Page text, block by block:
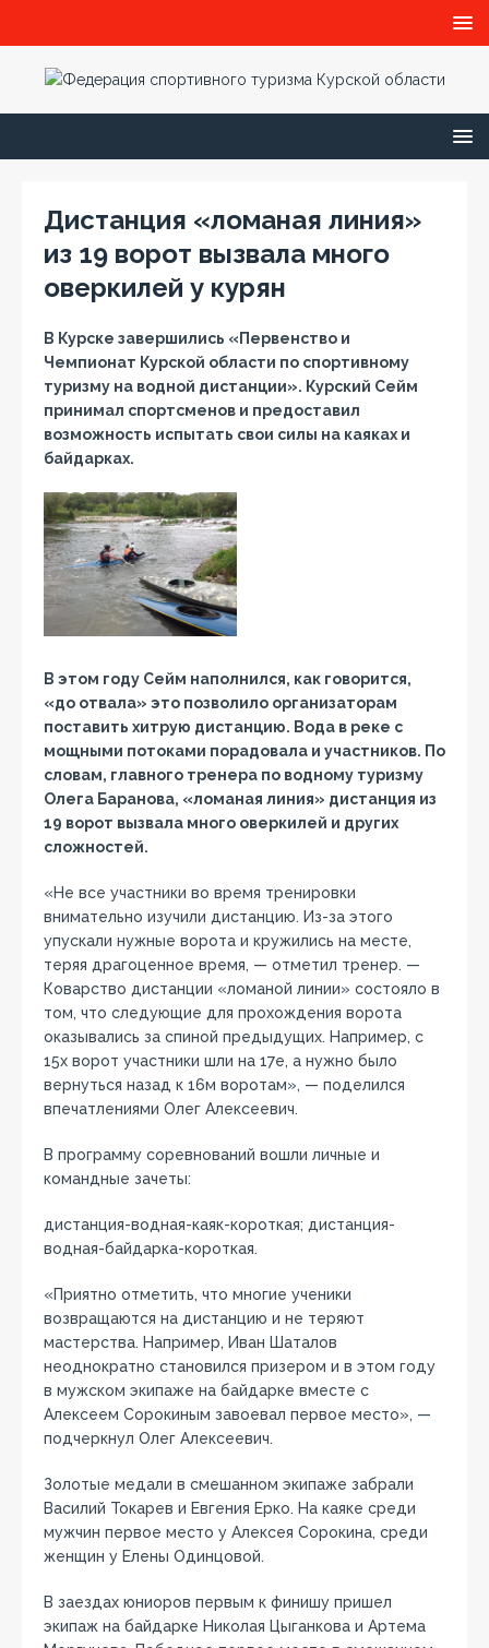
Дистанция «ломаная линия»
из 19 ворот вызвала много
оверкилей у курян
В Курске завершились « Первенство и
Чемпионат Курской области по спортивному
туризму на водной дистанции». Курский Сейм
принимал спортсменов и предоставил
возможность испытать свои силы на каяках и
байдарках.
В этом году Сейм наполнился, как говорится,
«до отвала» это позволило организаторам
поставить хитрую дистанцию. Вода в реке с
мощными потоками порадовала и участников. По
словам, главного тренера по водному туризму
Олега Баранова, «ломаная линия» дистанция из
19 ворот вызвала много оверкилей и других
сложностей.
«Не все участники во время тренировки
внимательно изучили дистанцию. Из-за этого
упускали нужные ворота и кружились на месте,
теряя драгоценное время, — отметил тренер. —
Коварство дистанции «ломаной линии» состояло в
том, что следующие для прохождения ворота
оказывались за спиной предыдущих. Например, с
15х ворот участники шли на 17е, а нужно было
вернуться назад к 16м воротам», — поделился
впечатлениями Олег Алексеевич.
В программу соревнований вошли личные и
командные зачеты:
дистанция-водная-каяк-короткая; дистанция-
водная-байдарка-короткая.
«Приятно отметить, что многие ученики
возвращаются на дистанцию и не теряют
мастерства. Например, Иван Шаталов
неоднократно становился призером и в этом году
в мужском экипаже на байдарке вместе с
Алексеем Сорокиным завоевал первое место», —
подчеркнул Олег Алексеевич.
Золотые медали в смешанном экипаже забрали
Василий Токарев и Евгения Ерко. На каяке среди
мужчин первое место у Алексея Сорокина, среди
женщин у Елены Одинцовой.
В заездах юниоров первым к финишу пришел
экипаж на байдарке Николая Цыганкова и Артема